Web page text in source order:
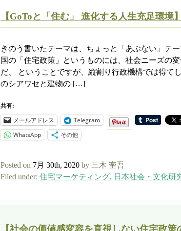
【GoToと「住む」 進化する人生充足環境】
きのう書いたテーマは、ちょっと「あぶない」テー
国の「住宅政策」というものには、社会ニーズの
だ、 ということですが、縦割り行政機構では得て
のシアワセと建物の […]
共有:
メールアドレス Telegram
WhatsApp
その他
Posted on 7月 30th, 2020 by 三木 奎吾
Filed under: 住宅マーケティング, 日本社会・文化研
【社会の価値感変容を直視しない住宅政策